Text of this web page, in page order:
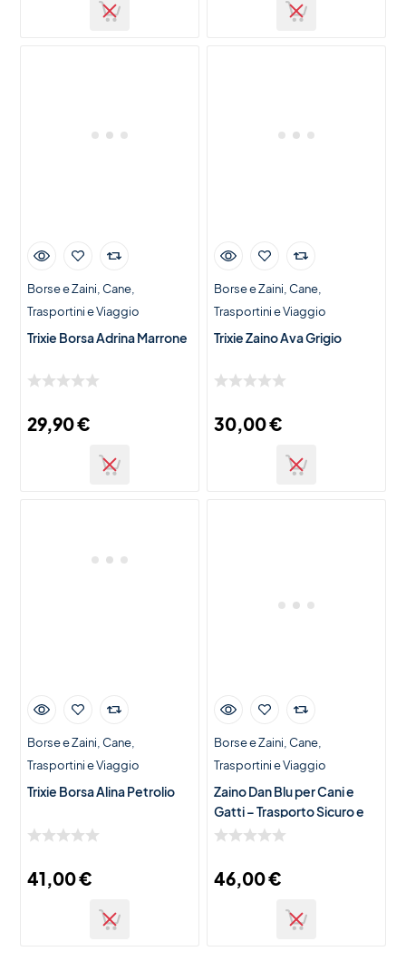
Borse e Zaini Cane
Trasportini e Viaggio
Trixie Borsa Adrina Marrone
29,90€
Borse e Zaini Cane
Trasportini e Viaggio
Trixie Zaino Ava Grigio
30,00€
Borse e Zaini Cane
Trasportini e Viaggio
Trixie Borsa Alina Petrolio
41,00€
Borse e Zaini Cane
Trasportini e Viaggio
Zaino Dan Blu per Cani e
Gatti – Trasporto Sicuro e
Confortevole
46,00€